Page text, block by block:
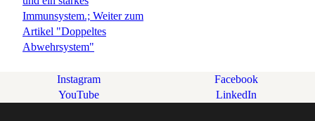
Instagram
Facebook
YouTube
LinkedIn